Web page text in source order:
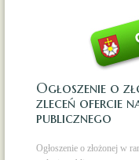
Ogłoszenie o
zleceń ofercie
publicznego
Ogłoszenie o złożonej w